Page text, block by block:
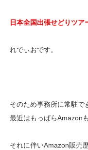
日本全国出張せどりツア
れでぃおです。
そのため事務所に常駐で
最近はもっぱらAmazon
それに伴いAmazon販売